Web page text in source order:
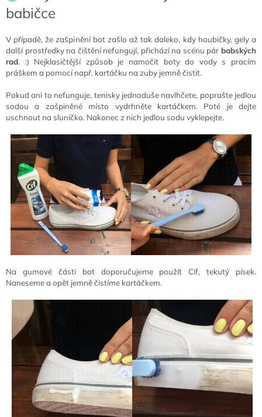
babičce
V případě, že zašpinění bot zašlo až tak daleko, kdy houbičky, gely a
další prostředky na čištění nefungují, přichází na scénu pár babských
rad. :) Nejklasičtější způsob je namočit boty do vody s pracím
práškem a pomocí např. kartáčku na zuby jemně čistit.
Pokud ani to nefunguje, tenisky jednoduše navlhčete, poprašte jedlou
sodou a zašpiněné místo vydrhněte kartáčkem. Poté je dejte
uschnout na sluníčko. Nakonec z nich jedlou sodu vyklepejte.
Na gumové části bot doporučujeme použít Cif, tekutý písek.
Naneseme a opět jemně čistíme kartáčkem.